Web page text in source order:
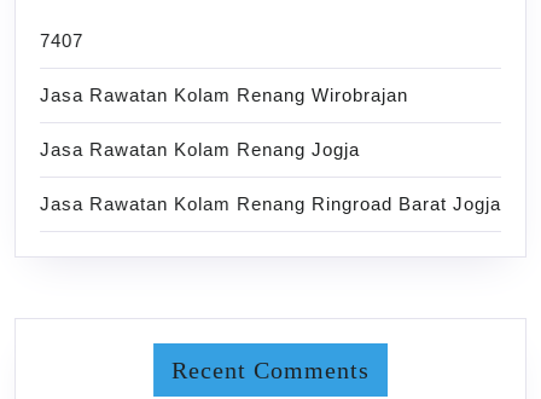
7407
Jasa Rawatan Kolam Renang Wirobrajan
Jasa Rawatan Kolam Renang Jogja
Jasa Rawatan Kolam Renang Ringroad Barat Jogja
Recent Comments